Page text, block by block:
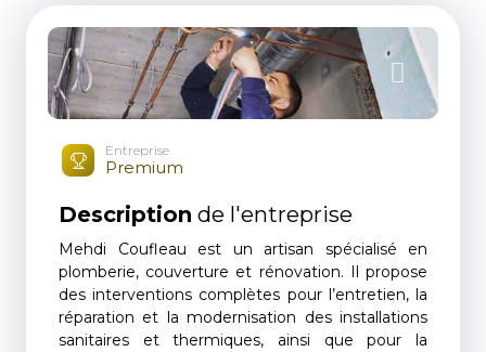
Entreprise
Premium
Description de l'entreprise
Mehdi Coufleau est un artisan spécialisé en
plomberie, couverture et rénovation. Il propose
des interventions complètes pour l’entretien, la
réparation et la modernisation des installations
sanitaires et thermiques, ainsi que pour la